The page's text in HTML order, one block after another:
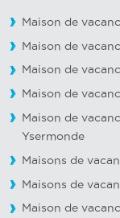
Maison de
Maison de
Maison de
Maison de
Maison de
Ysermonde
Maisons de
Maisons de
Maison de